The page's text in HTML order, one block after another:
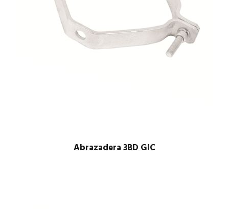
Abrazadera 3BD GIC